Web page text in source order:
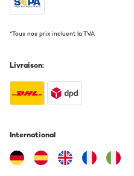
*Tous nos prix incluent la TVA
Livraison:
International